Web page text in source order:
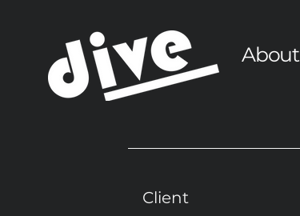
About
Client